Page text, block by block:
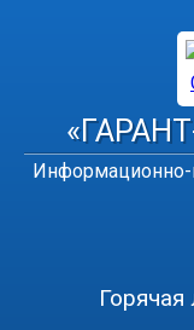
Информационно-
Горячая